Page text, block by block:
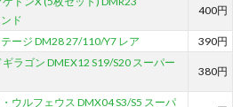
ド
400円
ージ DM28 27/110/Y7 レア 390円
ラゴン DMEX12 S19/S20 スーパー
380円
ウルフェウス DMX04 S3/S5 スーパ